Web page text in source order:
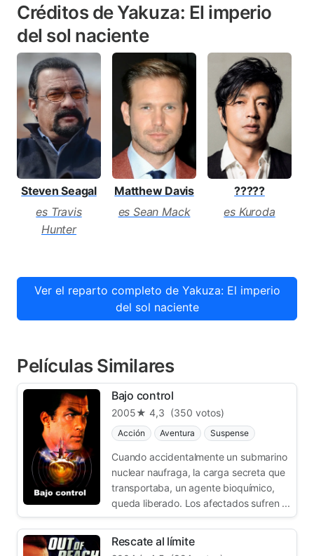
Créditos de Yakuza: El imperio
del sol naciente
Steven Seagal
es Travis
Hunter
Matthew Davis
es Sean Mack
?????
es Kuroda
Ver el reparto completo de Yakuza: El imperio
del sol naciente
Películas Similares
Bajo control
2005★ 4,3 (350 votos)
Acción Aventura Suspense
Cuando accidentalmente un submarino
nuclear naufraga, la carga secreta que
transportaba, un agente bioquímico,
queda liberado. Los afectados sufren ...
Rescate al límite